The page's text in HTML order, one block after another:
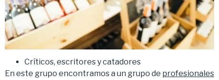
Críticos, escritores y catadores
En este grupo encontramos a un grupo de profesionales